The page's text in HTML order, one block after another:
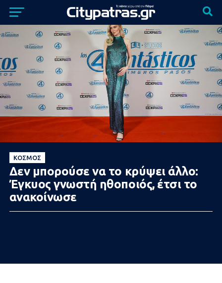
ΚΌΣΜΟΣ
Δεν μπορούσε να το κρύψει άλλο:
Έγκυoς γνωστή ηθοποιός, έτσι το
ανακοίνωσε